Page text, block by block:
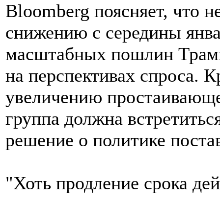
Bloomberg поясняет, что
снижению с середины
масштабных пошлин
на перспективах
увеличению
группа должна
решение о политике
"Хоть продление срока